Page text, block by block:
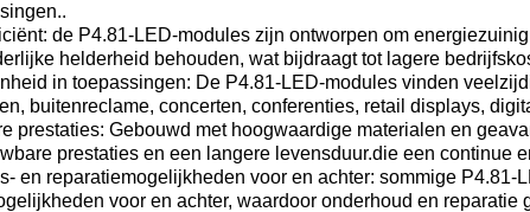
de P4.81-LED-modules zijn ontworpen om
helderheid behouden, wat bijdraagt tot lagere
in toepassingen: De P4.81-LED-modules vinden
buitenreclame, concerten, conferenties, retail displays,
prestaties: Gebouwd met hoogwaardige materialen en
prestaties en een langere levensduur.die een continue
en reparatiemogelijkheden voor en achter: sommige
voor en achter, waardoor onderhoud en